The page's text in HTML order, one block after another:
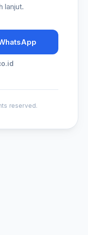
lanjut.
reserved.